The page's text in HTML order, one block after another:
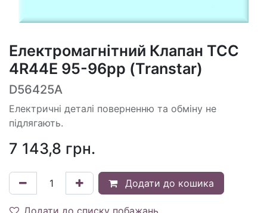
Електромагнітний Клапан TCC
4R44E 95-96рр (Transtar)
D56425A
Електричні деталі поверненню та обміну не
підлягають.
7 143,8 грн.
Додати до кошика